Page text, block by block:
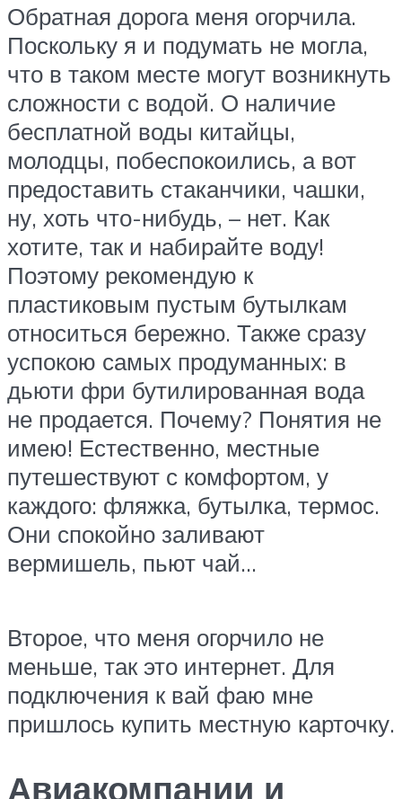
Обратная дорога меня огорчила.
Поскольку я и подумать не могла,
что в таком месте могут возникнуть
сложности с водой. О наличие
бесплатной воды китайцы,
молодцы, побеспокоились, а вот
предоставить стаканчики, чашки,
ну, хоть что-нибудь, – нет. Как
хотите, так и набирайте воду!
Поэтому рекомендую к
пластиковым пустым бутылкам
относиться бережно. Также сразу
успокою самых продуманных: в
дьюти фри бутилированная вода
не продается. Почему? Понятия не
имею! Естественно, местные
путешествуют с комфортом, у
каждого: фляжка, бутылка, термос.
Они спокойно заливают
вермишель, пьют чай…
Второе, что меня огорчило не
меньше, так это интернет. Для
подключения к вай фаю мне
пришлось купить местную карточку.
Авиакомпании и